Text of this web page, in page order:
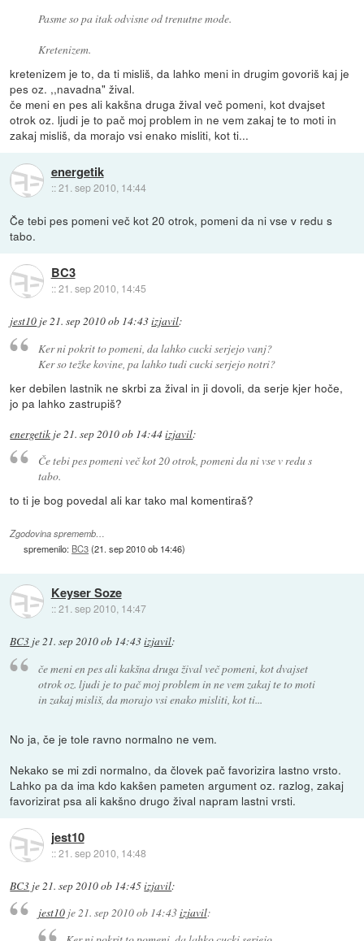
Pasme so pa itak odvisne od trenutne mode.
Kretenizem.
kretenizem je to, da ti misliš, da lahko meni in drugim govoriš kaj je
pes oz. ,,navadna" žival.
če meni en pes ali kakšna druga žival več pomeni, kot dvajset
otrok oz. ljudi je to pač moj problem in ne vem zakaj te to moti in
zakaj misliš, da morajo vsi enako misliti, kot ti...
energetik
::21. sep 2010, 14:44
Če tebi pes pomeni več kot 20 otrok, pomeni da ni vse v redu s
tabo.
BC3
::21. sep 2010, 14:45
jest10 je21. sep 2010 ob 14:43izjavil:
Ker ni pokrit to pomeni, da lahko cucki serjejo vanj?
Ker so težke kovine, pa lahko tudi cucki serjejo notri?
ker debilen lastnik ne skrbi za žival in ji dovoli, da serje kjer hoče,
jo pa lahko zastrupiš?
energetik je 21. sep 2010 ob 14:44izjavil:
Če tebi pes pomeni več kot 20 otrok, pomeni da ni vse v redu s
tabo.
to ti je bog povedal ali kar tako mal komentiraš?
Zgodovina sprememb…
spremenilo: BC3(21. sep 2010 ob 14:46)
Keyser Soze
::21. sep 2010, 14:47
BC3 je21. sep 2010 ob 14:43izjavil:
če meni en pes ali kakšna druga žival več pomeni, kot dvajset
otrok oz. ljudi je to pač moj problem in ne vem zakaj te to moti
in zakaj misliš, da morajo vsi enako misliti, kot ti...
No ja, če je tole ravno normalno ne vem.
Nekako se mi zdi normalno, da človek pač favorizira lastno vrsto.
Lahko pa da ima kdo kakšen pameten argument oz. razlog, zakaj
favorizirat psa ali kakšno drugo žival napram lastni vrsti.
jest10
::21. sep 2010, 14:48
BC3 je21. sep 2010 ob 14:45izjavil:
jest10je21. sep 2010 ob 14:43izjavil: